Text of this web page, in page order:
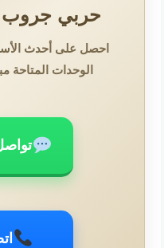
حربي جروب
احصل على أحدث
الوحدات المتاحة